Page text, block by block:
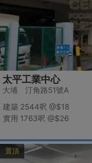
太平工業中心
大埔 汀角路51號A
建築 2544呎 @$18
實用 1763呎 @$26
置頂